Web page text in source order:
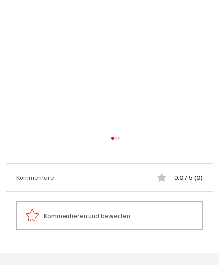
Kommentare 0.0 / 5 (0)
Kommentieren und bewerten...